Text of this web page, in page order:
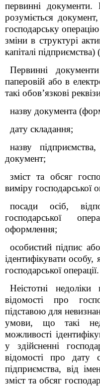
первинні
розуміється
господарську
зміни в структурі
капіталі
Первинні
паперовій або в
такі обов’язкові
назву документа
дату складання;
назву
документ;
зміст та обсяг
виміру господарської
посади осіб,
господарської
оформлення;
особистий підпис
ідентифікувати особу,
господарської операції.
Неістотні
відомості про
підставою для
умови, що такі
можливості
у здійсненні
відомості про дату
підприємства, від
зміст та обсяг